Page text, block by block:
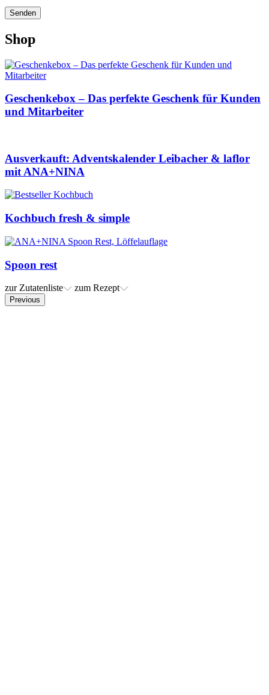
Shop
Geschenkebox – Das perfekte Geschenk für Kunden
und Mitarbeiter
Ausverkauft: Adventskalender Leibacher & laflor
mit ANA+NINA
Kochbuch fresh & simple
Spoon rest
zur Zutatenliste zum Rezept
Previous